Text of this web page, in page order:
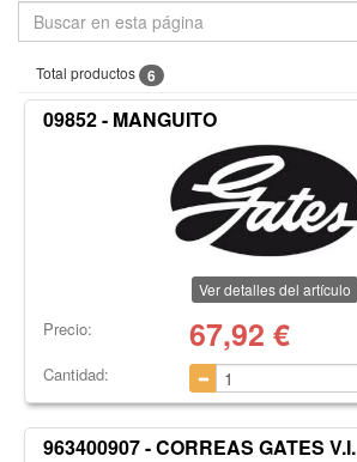
Total productos 6
09852 - MANGUITO
Ver detalles del artículo
Precio: 67,92 €
Cantidad:
963400907 - CORREAS GATES V.I.